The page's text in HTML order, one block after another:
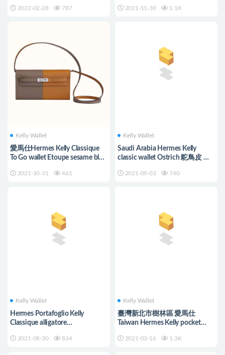
2022-02-28 787 2021-11-30 1.1K
Kelly Wallet
愛馬仕Hermes Kelly Classique
To Go wallet Etoupe sesame blue
2021-10-31 461
Kelly Wallet
Saudi Arabia Hermes Kelly
classic wallet Ostrich 鴕鳥皮 長
2021-09-03 740
Kelly Wallet
Hermes Portafoglio Kelly
Classique alligatore
2021-08-30 834
Kelly Wallet
臺灣新北市樹林區 愛馬仕
Taiwan Hermes Kelly pocket
2021-03-16 1.3K